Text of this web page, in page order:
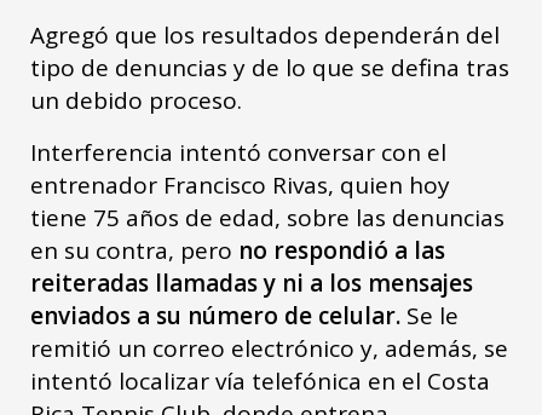
Agregó que los resultados dependerán del
tipo de denuncias y de lo que se defina tras
un debido proceso.
Interferencia intentó conversar con el
entrenador Francisco Rivas, quien hoy
tiene 75 años de edad, sobre las denuncias
en su contra, pero no respondió a las
reiteradas llamadas y ni a los mensajes
enviados a su número de celular. Se le
remitió un correo electrónico y, además, se
intentó localizar vía telefónica en el Costa